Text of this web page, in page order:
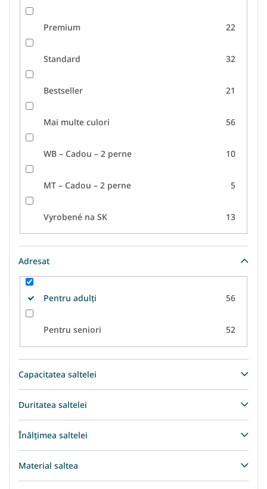
Premium 22
Standard 32
Bestseller 21
Mai multe culori 56
WB – Cadou – 2 perne 10
MT – Cadou – 2 perne 5
Vyrobené na SK 13
Adresat
Pentru adulți 56
Pentru seniori 52
Capacitatea saltelei
Duritatea saltelei
Înălțimea saltelei
Material saltea